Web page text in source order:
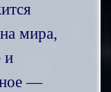
мира,
и
—